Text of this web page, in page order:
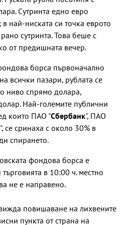
Сутринта едно евро
най-ниската си точка еврото
сутринта. Това беше с
от предишната вечер.
борса първоначално
всички пазари, рублата се
ниво спрямо долара,
Най-големите публични
които ПАО "Сбербанк", ПАО
", се сринаха с около 30% в
спирането.
фондова борса е
в 10:00 ч. местно
не е направено.
повишаване на лихвените
пункта от страна на